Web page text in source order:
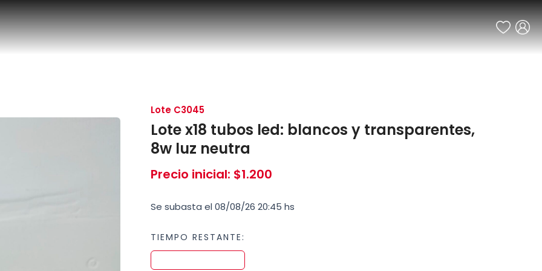
Lote C3045
Lote x18 tubos led: blancos y transparentes,
8w luz neutra
Precio inicial: $1.200
Se subasta el 08/08/26 20:45 hs
TIEMPO RESTANTE: